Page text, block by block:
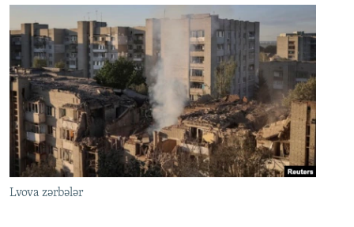
Lvova zərbələr